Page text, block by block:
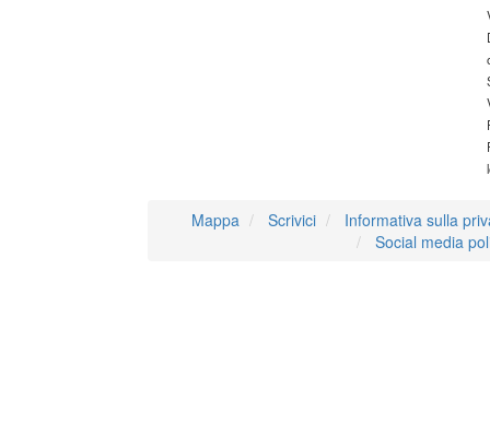
Mappa Scrivici
Informativa sulla
Social media